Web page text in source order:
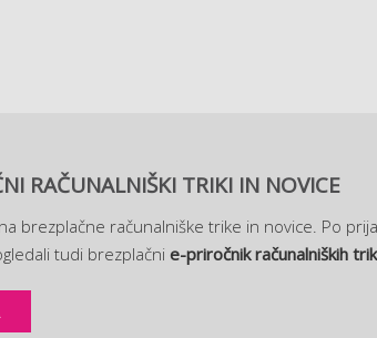
RAČUNALNIŠKI TRIKI IN NOVICE
brezplačne računalniške trike in novice. Po
tudi brezplačni e-priročnik računalniških